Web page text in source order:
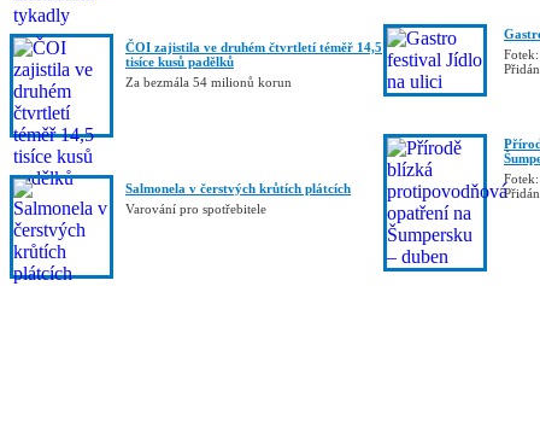
ČOI zajistila ve druhém čtvrtletí téměř 14,5
tisíce kusů padělků
Za bezmála 54 milionů korun
Salmonela v čerstvých krůtích plátcích
Varování pro spotřebitele